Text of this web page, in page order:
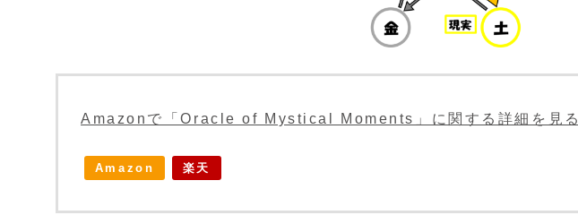
Amazonで「Oracle of Mystical Moments」に関する詳細を見る
Amazon 楽天